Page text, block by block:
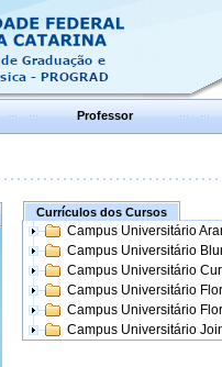
Professor
Currículos dos Cursos
Campus Universitário
Campus Universitário
Campus Universitário
Campus Universitário
Campus Universitário
Campus Universitário